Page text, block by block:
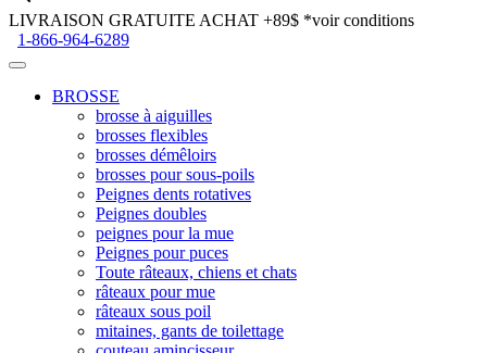
LIVRAISON GRATUITE ACHAT +89$ *voir conditions
1-866-964-6289
BROSSE
brosse à aiguilles
brosses flexibles
brosses démêloirs
brosses pour sous-poils
Peignes dents rotatives
Peignes doubles
peignes pour la mue
Peignes pour puces
Toute râteaux, chiens et chats
râteaux pour mue
râteaux sous poil
mitaines, gants de toilettage